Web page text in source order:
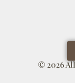
© 2026